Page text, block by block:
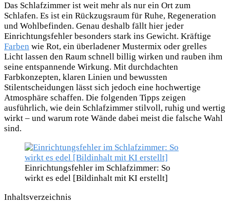
Das Schlafzimmer ist weit mehr als nur ein Ort zum
Schlafen. Es ist ein Rückzugsraum für Ruhe, Regeneration
und Wohlbefinden. Genau deshalb fällt hier jeder
Einrichtungsfehler besonders stark ins Gewicht. Kräftige
Farben wie Rot, ein überladener Mustermix oder grelles
Licht lassen den Raum schnell billig wirken und rauben ihm
seine entspannende Wirkung. Mit durchdachten
Farbkonzepten, klaren Linien und bewussten
Stilentscheidungen lässt sich jedoch eine hochwertige
Atmosphäre schaffen. Die folgenden Tipps zeigen
ausführlich, wie dein Schlafzimmer stilvoll, ruhig und wertig
wirkt – und warum rote Wände dabei meist die falsche Wahl
sind.
Einrichtungsfehler im Schlafzimmer: So
wirkt es edel [Bildinhalt mit KI erstellt]
Inhaltsverzeichnis